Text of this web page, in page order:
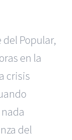
Popular,
en la
crisis
del